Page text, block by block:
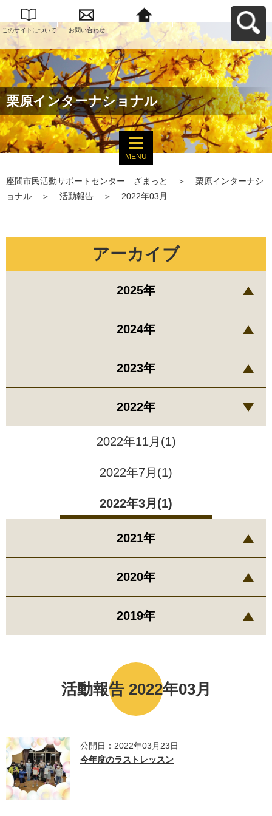
このサイトについて お問い合わせ
座間市民活動サポー
トセンター ざまっ
とへ戻る
栗原インターナショナル
MENU
座間市民活動サポートセンター ざまっと ＞
栗原インターナシ
ョナル
＞ 活動報告 ＞ 2022年03月
活動報告 2022年03月
公開日：2022年03月23日
今年度のラストレッスン
アーカイブ
2025年
2024年
2023年
2022年
2022年11月(1)
2022年7月(1)
2022年3月(1)
2021年
2020年
2019年